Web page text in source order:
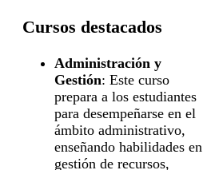
Cursos destacados
Administración y
Gestión: Este curso
prepara a los estudiantes
para desempeñarse en el
ámbito administrativo,
enseñando habilidades en
gestión de recursos,